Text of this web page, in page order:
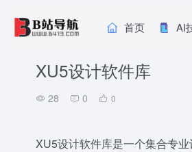
首页 AI
XU5设计软件库
28 0 0
XU5设计软件库是一个集合专